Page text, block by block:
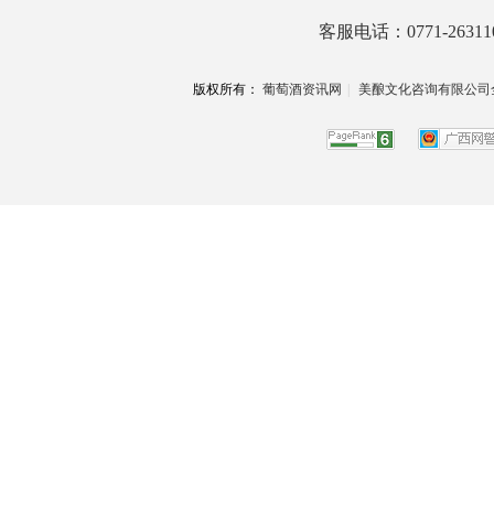
客服电话：0771-
版权所有： 葡萄酒资讯网 美酿文化咨询有限公司